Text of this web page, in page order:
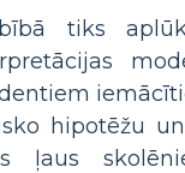
tiks
hipotēžu
ļaus